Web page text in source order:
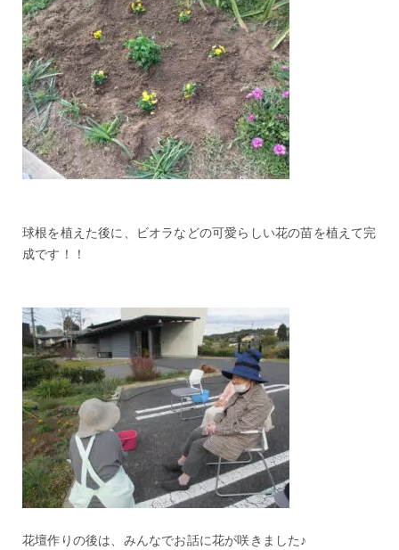
球根を植えた後に、ビオラなどの可愛らしい花の苗を植えて完
成です！！
花壇作りの後は、みんなでお話に花が咲きました♪